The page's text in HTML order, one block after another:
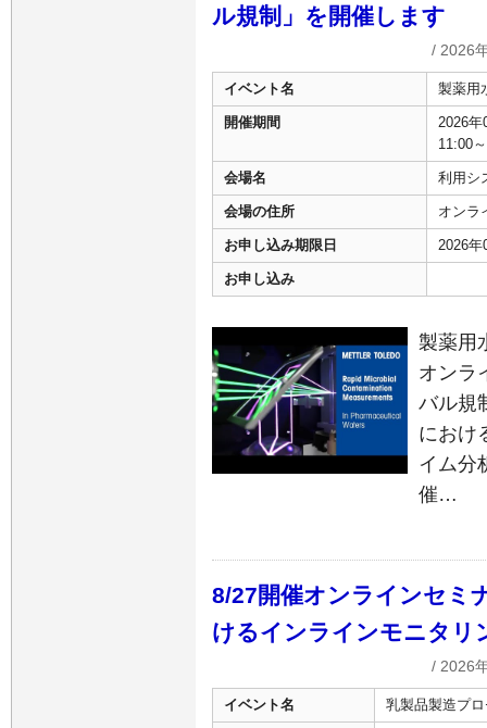
ル規制」を開催します
/ 2026
イベント名 製薬用
開催期間
2026年
11:00
会場名 利用シ
会場の住所 オンラ
お申し込み期限日 2026年
お申し込み
製薬用
オンラ
バル規
におけ
イム分
催…
8/27開催オンラインセミ
けるインラインモニタリ
/ 2026
イベント名 乳製品製造プ